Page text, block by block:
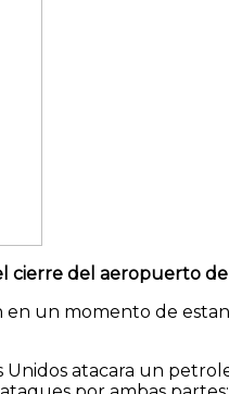
cierre del aeropuerto
en un momento de
Unidos atacara un